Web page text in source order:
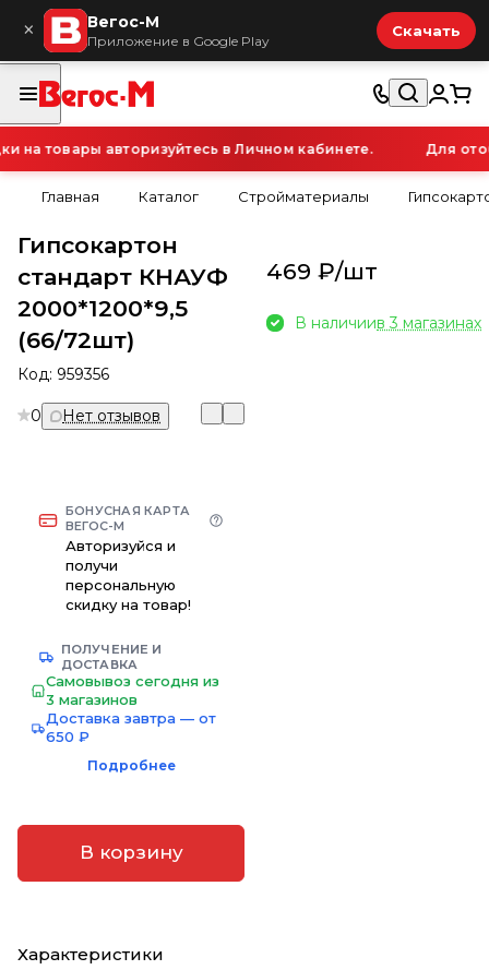
× Вегос-М
Приложение в Google Play
Скачать
товары авторизуйтесь в Личном кабинете. Для
Главная Каталог Стройматериалы
Гипсокартон
стандарт КНАУФ
2000*1200*9,5
(66/72шт)
Код: 959356
0 Нет отзывов
БОНУСНАЯ КАРТА
ВЕГОС-М
Авторизуйся и
получи
персональную
скидку на товар!
ПОЛУЧЕНИЕ И
ДОСТАВКА
Самовывоз сегодня из
3 магазинов
Доставка завтра — от
650 ₽
Подробнее
В корзину
Характеристики
469 ₽/шт
В наличиив 3 магазинах